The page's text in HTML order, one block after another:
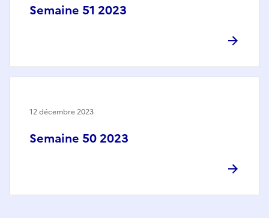
Semaine 51 2023
Semaine 50 2023
12 décembre 2023